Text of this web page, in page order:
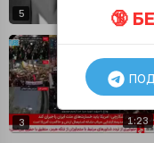
5 0:24
3 1:23
🔞